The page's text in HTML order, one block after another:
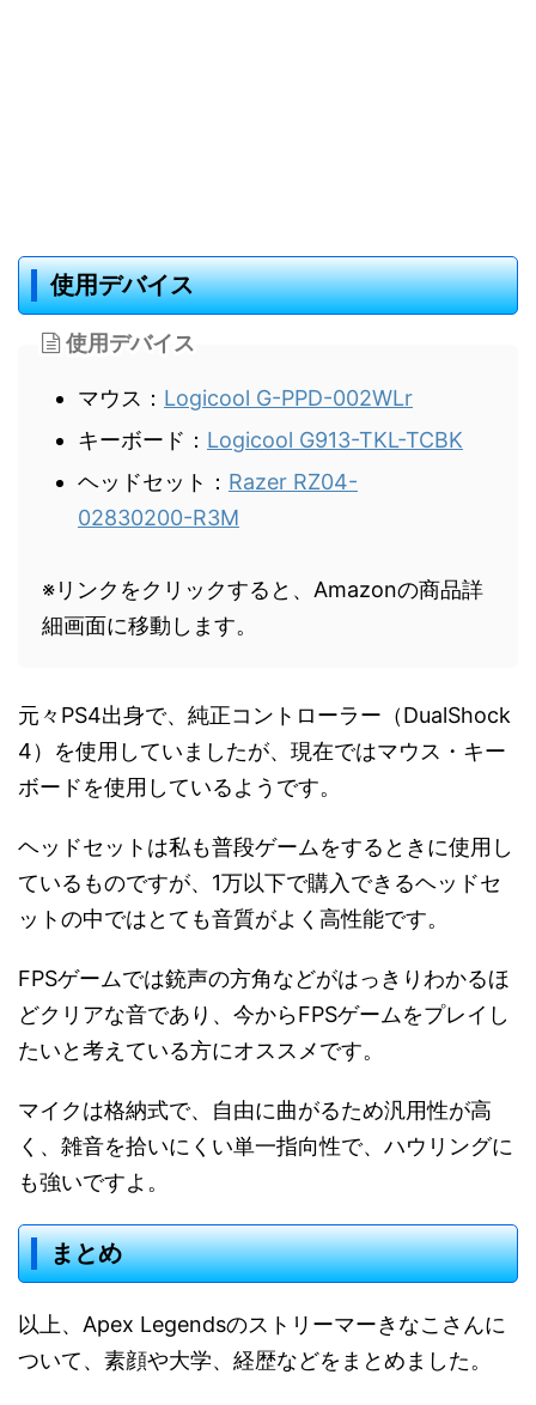
使用デバイス
使用デバイス
マウス： Logicool ‎G-PPD-002WLr
キーボード： Logicool ‎G913-TKL-TCBK
ヘッドセット： Razer RZ04-
02830200-R3M
※リンクをクリックすると、Amazonの商品詳
細画面に移動します。
元々PS4出身で、純正コントローラー（DualShock
4）を使用していましたが、現在ではマウス・キー
ボードを使用しているようです。
ヘッドセットは私も普段ゲームをするときに使用し
ているものですが、1万以下で購入できるヘッドセ
ットの中ではとても音質がよく高性能です。
FPSゲームでは銃声の方角などがはっきりわかるほ
どクリアな音であり、今からFPSゲームをプレイし
たいと考えている方にオススメです。
マイクは格納式で、自由に曲がるため汎用性が高
く、雑音を拾いにくい単一指向性で、ハウリングに
も強いですよ。
まとめ
以上、Apex Legendsのストリーマーきなこさんに
ついて、素顔や大学、経歴などをまとめました。